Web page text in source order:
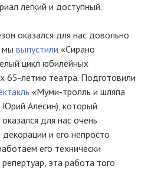
легкий и доступный.
оказался для нас довольно
мы выпустили «Сирано
цикл юбилейных
65-летию театра. Подготовили
«Муми-тролль и шляпа
Алесин), который
для нас очень
и его непросто
его технически
эта работа того